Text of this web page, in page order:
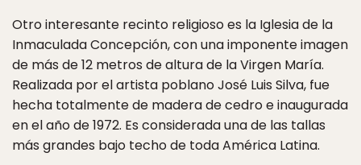
Otro interesante recinto religioso es la Iglesia de la
Inmaculada Concepción, con una imponente imagen
de más de 12 metros de altura de la Virgen María.
Realizada por el artista poblano José Luis Silva, fue
hecha totalmente de madera de cedro e inaugurada
en el año de 1972. Es considerada una de las tallas
más grandes bajo techo de toda América Latina.